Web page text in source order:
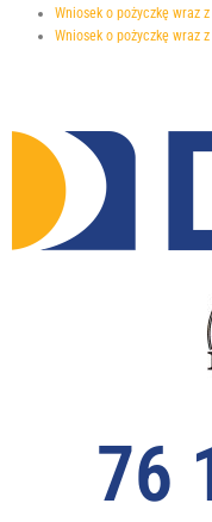
Wniosek o pożyczkę wraz z
Wniosek o pożyczkę wraz